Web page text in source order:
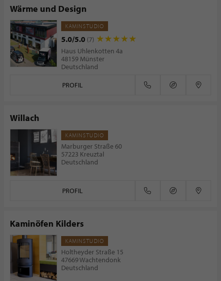
Wärme und Design
KAMINSTUDIO
5.0/5.0 (7)
Haus Uhlenkotten 4a
48159 Münster
Deutschland
PROFIL
Willach
KAMINSTUDIO
Marburger Straße 60
57223 Kreuztal
Deutschland
PROFIL
Kaminöfen Kilders
KAMINSTUDIO
Holtheyder Straße 15
47669 Wachtendonk
Deutschland